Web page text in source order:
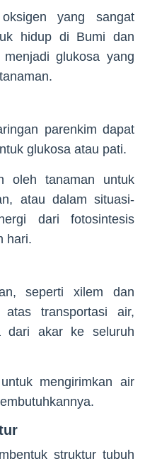
yang sangat
hidup di Bumi dan
glukosa yang
parenkim dapat
glukosa atau pati.
oleh tanaman untuk
atau dalam situasi-
dari fotosintesis
hari.
seperti xilem dan
atas transportasi air,
dari akar ke seluruh
mengirimkan air
struktur tubuh